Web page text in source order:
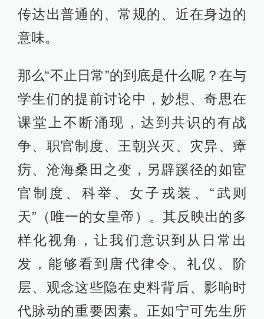
传达出普通的、常规的、近在身边的
意味。
那么“不止日常”的到底是什么呢？在与
学生们的提前讨论中，妙想、奇思在
课堂上不断涌现，达到共识的有战
争、职官制度、王朝兴灭、灾异、瘴
疠、沧海桑田之变，另辟蹊径的如宦
官制度、科举、女子戎装、“武则
天”（唯一的女皇帝）。其反映出的多
样化视角，让我们意识到从日常出
发，能够看到唐代律令、礼仪、阶
层、观念这些隐在史料背后、影响时
代脉动的重要因素。正如宁可先生所